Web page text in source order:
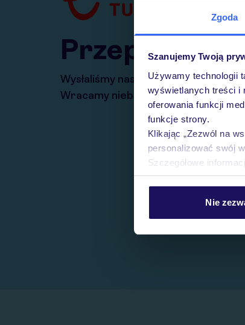
Zgoda
Szanujemy Twoją
Używamy technologii
wyświetlanych treści i
oferowania funkcji
funkcje strony.
Klikając „Zezwól na
personalizować swój
Szczegółowe
Nie
Wysłaliśmy nasz serwis na krótkie
Wracamy niebawem!